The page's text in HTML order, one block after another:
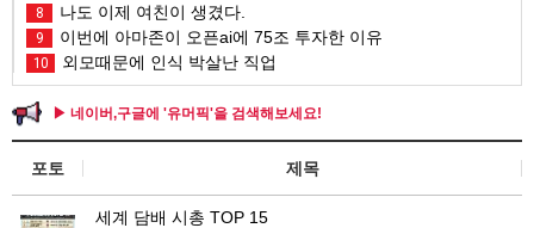
8 나도 이제 여친이 생겼다.
9 이번에 아마존이 오픈ai에 75조 투자한 이유
10 외모때문에 인식 박살난 직업
▶ 네이버,구글에 '유머픽'을 검색해보세요!
포토 제목
세계 담배 시총 TOP 15